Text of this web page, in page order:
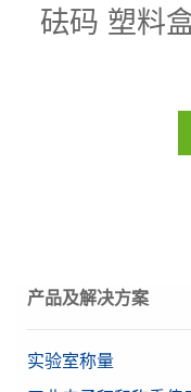
密度p
目标值
砝码 塑料
产品及解决方案
实验室称量